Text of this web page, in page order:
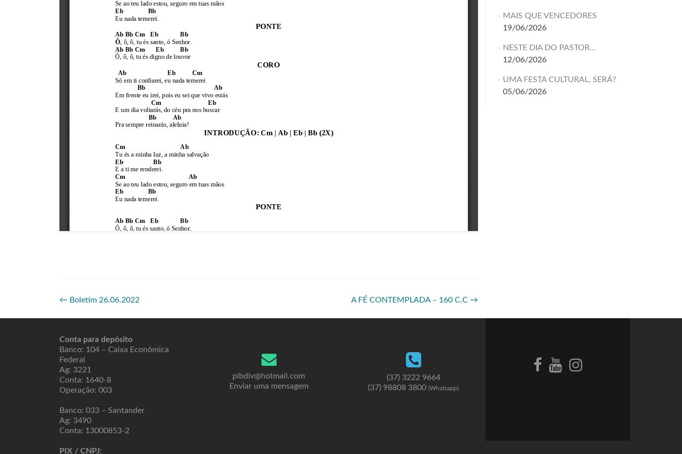
← Boletim 26.06.2022 A FÉ CONTEMPLADA – 160 C.C →
MAIS QUE VENCEDORES
19/06/2026
NESTE DIA DO PASTOR…
12/06/2026
UMA FESTA CULTURAL, SERÁ?
05/06/2026
Conta para depósito
Banco: 104 – Caixa Econômica
Federal
Ag: 3221
Conta: 1640-8
Operação: 003
Banco: 033 – Santander
Ag: 3490
Conta: 13000853-2
PIX / CNPJ:
pibdiv@hotmail.com
Enviar uma mensagem
(37) 3222 9664
(37) 98808 3800 (Whatsapp)